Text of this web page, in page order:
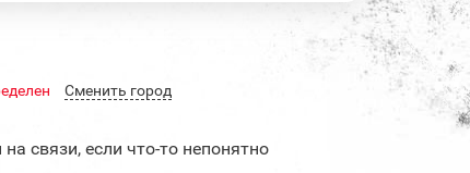
Cменить город
связи, если что-то непонятно